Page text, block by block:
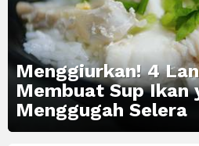
Menggiurkan! 4
Membuat Sup Ikan
Menggugah Selera